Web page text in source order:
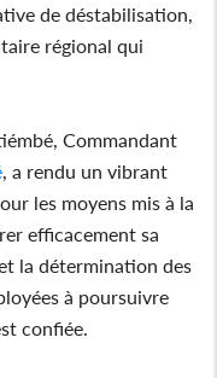
de déstabilisation,
régional qui
Commandant
, a rendu un vibrant
les moyens mis à la
efficacement sa
la détermination des
à poursuivre
confiée.